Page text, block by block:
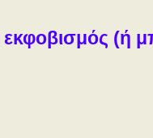
εκφοβισμός (ή